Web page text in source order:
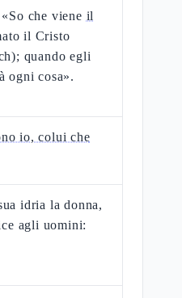
che viene il
il Cristo
quando egli
ogni cosa».
io, colui che
idria la donna,
agli uomini: